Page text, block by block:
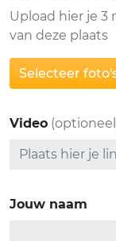
Upload hier je 3
van deze plaats
Selecteer
Video
Jouw naam